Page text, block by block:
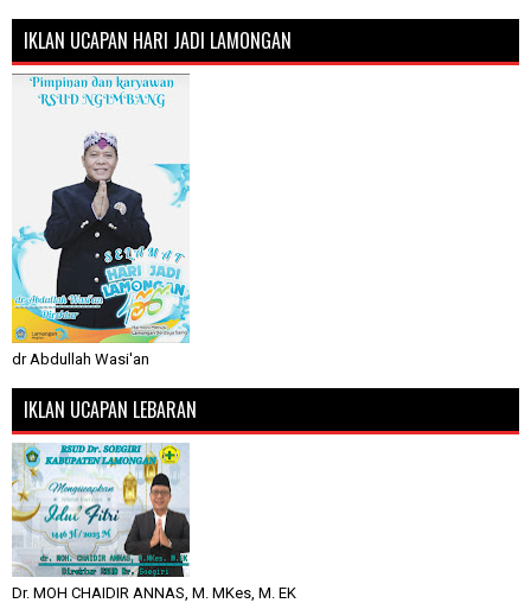
IKLAN UCAPAN HARI JADI LAMONGAN
dr Abdullah Wasi'an
IKLAN UCAPAN LEBARAN
Dr. MOH CHAIDIR ANNAS, M. MKes, M. EK